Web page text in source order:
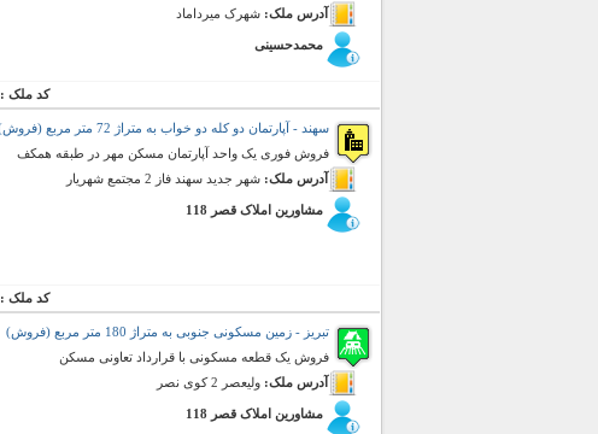
آدرس ملک: شهرک میرداماد
محمدحسینی
کد ملک :
سهند - آپارتمان دو کله دو خواب به متراژ 72 متر مربع (فروش)
فروش فوری یک واحد آپارتمان مسکن مهر در طبقه همکف
آدرس ملک: شهر جدید سهند فاز 2 مجتمع شهریار
مشاورین املاک قصر 118
کد ملک :
تبریز - زمین مسکونی جنوبی به متراژ 180 متر مربع (فروش)
فروش یک قطعه مسکونی با قرارداد تعاونی مسکن
آدرس ملک: ولیعصر 2 کوی نصر
مشاورین املاک قصر 118